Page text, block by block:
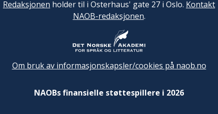
Redaksjonen holder til i Osterhaus' gate 27 i Oslo. Kontakt
NAOB-redaksjonen.
Om bruk av informasjonskapsler/cookies på naob.no
NAOBs finansielle støttespillere i 2026